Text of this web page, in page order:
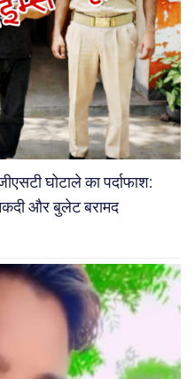
घोटाले का पर्दाफाश:
और बुलेट बरामद